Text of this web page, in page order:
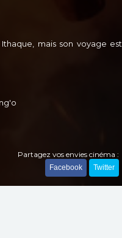
mais son voyage est
Partagez vos envies cinéma :
Facebook Twitter